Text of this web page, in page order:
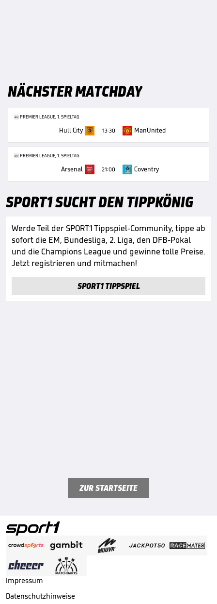
NÄCHSTER MATCHDAY
PREMIER LEAGUE, 1. SPIELTAG
Hull City 13:30 ManUnited
PREMIER LEAGUE, 1. SPIELTAG
Arsenal 21:00 Coventry
SPORT1 SUCHT DEN TIPPKÖNIG
Werde Teil der SPORT1 Tippspiel-Community, tippe ab
sofort die EM, Bundesliga, 2. Liga, den DFB-Pokal
und die Champions League und gewinne tolle Preise.
Jetzt registrieren und mitmachen!
SPORT1 TIPPSPIEL
ZUR STARTSEITE
Impressum
Datenschutzhinweise